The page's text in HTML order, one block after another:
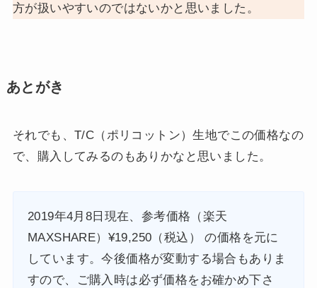
方が扱いやすいのではないかと思いました。
あとがき
それでも、T/C（ポリコットン）生地でこの価格なの
で、購入してみるのもありかなと思いました。
2019年4月8日現在、参考価格（楽天
MAXSHARE）¥19,250（税込） の価格を元に
しています。今後価格が変動する場合もありま
すので、ご購入時は必ず価格をお確かめ下さ